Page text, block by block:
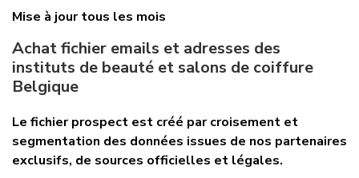
Mise à jour tous les mois
Achat fichier emails et adresses des
instituts de beauté et salons de coiffure
Belgique
Le fichier prospect est créé par croisement et
segmentation des données issues de nos partenaires
exclusifs, de sources officielles et légales.